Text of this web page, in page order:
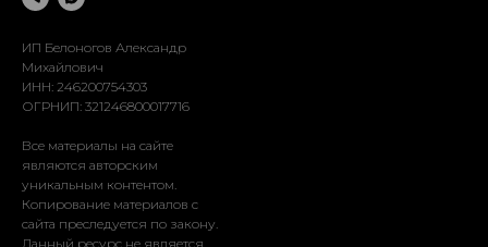
ИП Белоногов Александр
Михайлович
ИНН: 246200754303
ОГРНИП: 321246800017716
Все материалы на сайте
являются авторским
уникальным контентом.
Копирование материалов с
сайта преследуется по закону.
Данный ресурс не является